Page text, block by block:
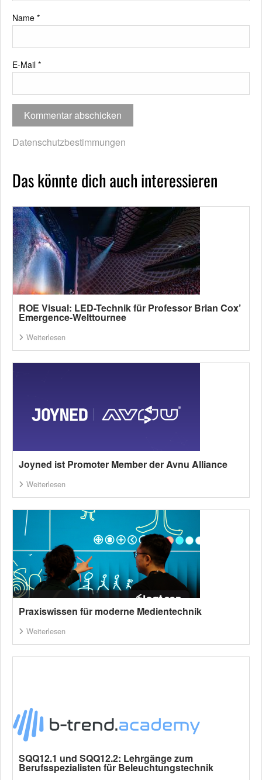
Name *
E-Mail *
Datenschutzbestimmungen
Das könnte dich auch interessieren
ROE Visual: LED-Technik für Professor Brian Cox’
Emergence-Welttournee
Weiterlesen
Joyned ist Promoter Member der Avnu Alliance
Weiterlesen
Praxiswissen für moderne Medientechnik
Weiterlesen
SQQ12.1 und SQQ12.2: Lehrgänge zum
Berufsspezialisten für Beleuchtungstechnik